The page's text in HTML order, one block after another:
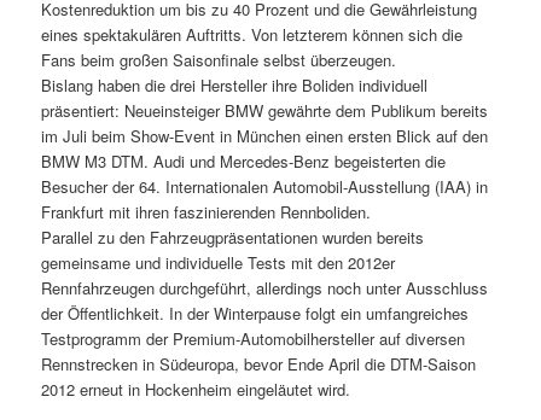
Kostenreduktion um bis zu 40 Prozent und die Gewährleistung
eines spektakulären Auftritts. Von letzterem können sich die
Fans beim großen Saisonfinale selbst überzeugen.
Bislang haben die drei Hersteller ihre Boliden individuell
präsentiert: Neueinsteiger BMW gewährte dem Publikum bereits
im Juli beim Show-Event in München einen ersten Blick auf den
BMW M3 DTM. Audi und Mercedes-Benz begeisterten die
Besucher der 64. Internationalen Automobil-Ausstellung (IAA) in
Frankfurt mit ihren faszinierenden Rennboliden.
Parallel zu den Fahrzeugpräsentationen wurden bereits
gemeinsame und individuelle Tests mit den 2012er
Rennfahrzeugen durchgeführt, allerdings noch unter Ausschluss
der Öffentlichkeit. In der Winterpause folgt ein umfangreiches
Testprogramm der Premium-Automobilhersteller auf diversen
Rennstrecken in Südeuropa, bevor Ende April die DTM-Saison
2012 erneut in Hockenheim eingeläutet wird.